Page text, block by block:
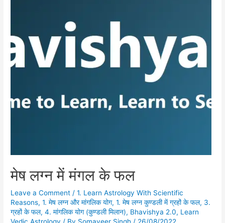
मेष लग्न में मंगल के फल
Leave a Comment /1. Learn Astrology With Scientific
Reasons,1. मेष लग्न और मांगलिक योग,1. मेष लग्न कुण्डली में ग्रहों के फल, 3.
ग्रहों के फल,4. मांगलिक योग (कुण्डली मिलान), Bhavishya 2.0, Learn
Vedic Astrology / By Somaveer Singh / 26/08/2022